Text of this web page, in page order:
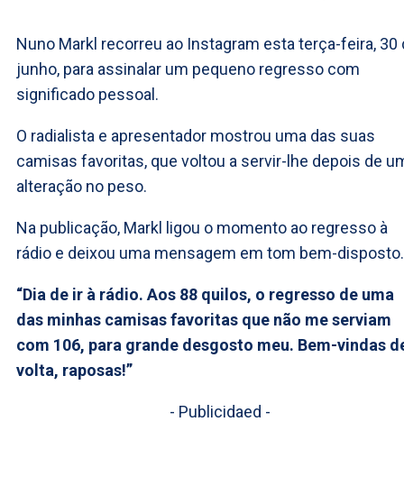
Nuno Markl recorreu ao Instagram esta terça-feira, 30
junho, para assinalar um pequeno regresso com
significado pessoal.
O radialista e apresentador mostrou uma das suas
camisas favoritas, que voltou a servir-lhe depois de
alteração no peso.
Na publicação, Markl ligou o momento ao regresso à
rádio e deixou uma mensagem em tom bem-disposto.
“Dia de ir à rádio. Aos 88 quilos, o regresso de uma
das minhas camisas favoritas que não me serviam
com 106, para grande desgosto meu. Bem-vindas
volta, raposas!”
- Publicidaed -